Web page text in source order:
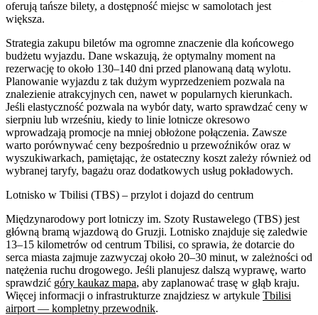
oferują tańsze bilety, a dostępność miejsc w samolotach jest
większa.
Strategia zakupu biletów ma ogromne znaczenie dla końcowego
budżetu wyjazdu. Dane wskazują, że optymalny moment na
rezerwację to około 130–140 dni przed planowaną datą wylotu.
Planowanie wyjazdu z tak dużym wyprzedzeniem pozwala na
znalezienie atrakcyjnych cen, nawet w popularnych kierunkach.
Jeśli elastyczność pozwala na wybór daty, warto sprawdzać ceny w
sierpniu lub wrześniu, kiedy to linie lotnicze okresowo
wprowadzają promocje na mniej obłożone połączenia. Zawsze
warto porównywać ceny bezpośrednio u przewoźników oraz w
wyszukiwarkach, pamiętając, że ostateczny koszt zależy również od
wybranej taryfy, bagażu oraz dodatkowych usług pokładowych.
Lotnisko w Tbilisi (TBS) – przylot i dojazd do centrum
Międzynarodowy port lotniczy im. Szoty Rustawelego (TBS) jest
główną bramą wjazdową do Gruzji. Lotnisko znajduje się zaledwie
13–15 kilometrów od centrum Tbilisi, co sprawia, że dotarcie do
serca miasta zajmuje zazwyczaj około 20–30 minut, w zależności od
natężenia ruchu drogowego. Jeśli planujesz dalszą wyprawę, warto
sprawdzić góry kaukaz mapa, aby zaplanować trasę w głąb kraju.
Więcej informacji o infrastrukturze znajdziesz w artykule Tbilisi
airport — kompletny przewodnik.